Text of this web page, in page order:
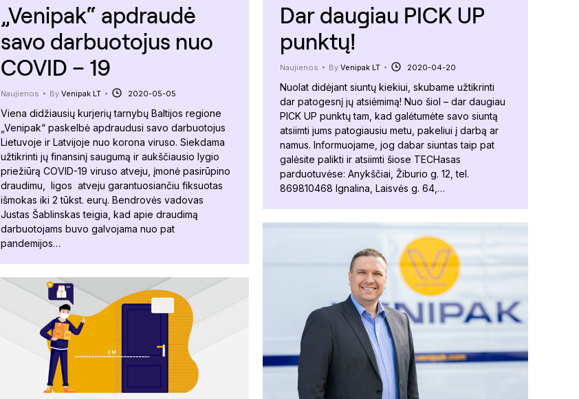
„Venipak“ apdraudė
savo darbuotojus nuo
COVID – 19
Naujienos By Venipak LT 2020-05-05
Viena didžiausių kurjerių tarnybų Baltijos regione
„Venipak“ paskelbė apdraudusi savo darbuotojus
Lietuvoje ir Latvijoje nuo korona viruso. Siekdama
užtikrinti jų finansinį saugumą ir aukščiausio lygio
priežiūrą COVID-19 viruso atveju, įmonė pasirūpino
draudimu, ligos atveju garantuosiančiu fiksuotas
išmokas iki 2 tūkst. eurų. Bendrovės vadovas
Justas Šablinskas teigia, kad apie draudimą
darbuotojams buvo galvojama nuo pat
pandemijos…
Dar daugiau PICK UP
punktų!
Naujienos By Venipak LT 2020-04-20
Nuolat didėjant siuntų kiekiui, skubame užtikrinti
dar patogesnį jų atsiėmimą! Nuo šiol – dar daugiau
PICK UP punktų tam, kad galėtumėte savo siuntą
atsiimti jums patogiausiu metu, pakeliui į darbą ar
namus. Informuojame, jog dabar siuntas taip pat
galėsite palikti ir atsiimti šiose TECHasas
parduotuvėse: Anykščiai, Žiburio g. 12, tel.
869810468 Ignalina, Laisvės g. 64,…